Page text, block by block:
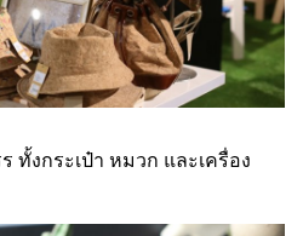
ทั้งกระเป๋า หมวก และเครื่อง